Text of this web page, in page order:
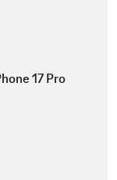
17 Pro